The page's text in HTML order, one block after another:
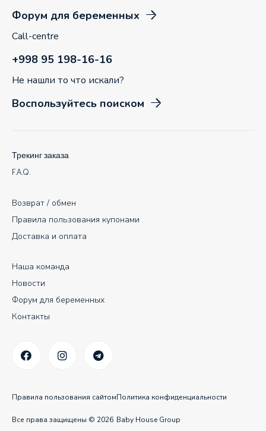
Форум для беременных
Call-centre
+998 95 198-16-16
Не нашли то что искали?
Воспользуйтесь поиском
Правила пользования сайтомПолитика конфиденциальности
Все права защищены © 2026 Baby House Group
Наша команда
Новости
Форум для беременных
Контакты
Возврат / обмен
Правила пользования купонами
Доставка и оплата
Трекинг заказа
F.A.Q.